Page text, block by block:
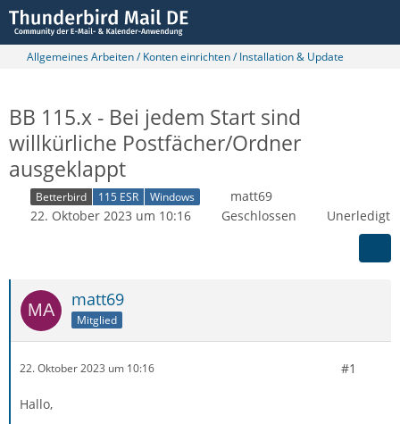
Allgemeines Arbeiten / Konten einrichten / Installation & Update
BB 115.x - Bei jedem Start sind
willkürliche Postfächer/Ordner
ausgeklappt
Betterbird 115 ESR Windows
matt69
22. Oktober 2023 um 10:16
Geschlossen Unerledigt
matt69
Mitglied
22. Oktober 2023 um 10:16 #1
Hallo,